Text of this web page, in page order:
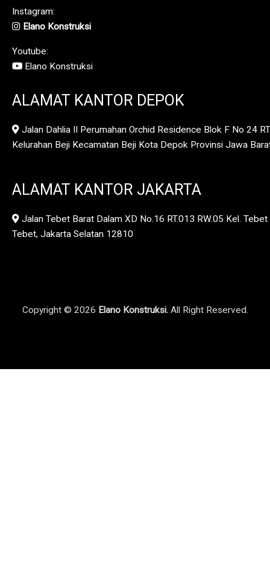
Instagram:
Elano Konstruksi
Youtube:
Elano Konstruksi
ALAMAT KANTOR DEPOK
Jalan Dahlia II Perumahan Orchid Residence Blok F No 24
Kelurahan Beji Kecamatan Beji Kota Depok Provinsi Jawa
ALAMAT KANTOR JAKARTA
Jalan Tebet Barat Dalam XD No.16 RT.013 RW.05 Kel.
Tebet, Jakarta Selatan 12810
Copyright © 2026 Elano Konstruksi.All Right Reserved.